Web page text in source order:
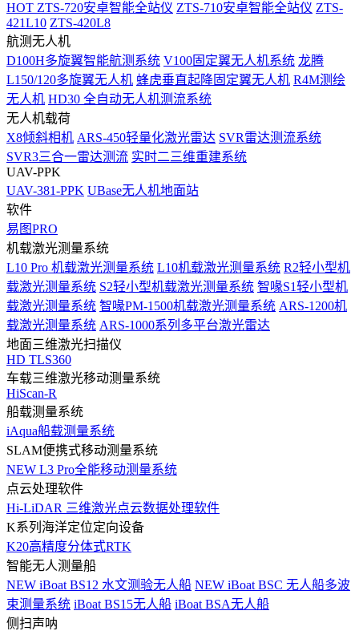
HOT ZTS-720安卓智能全站仪 ZTS-710安卓智能全站仪 ZTS-
421L10 ZTS-420L8
航测无人机
D100H多旋翼智能航测系统 V100固定翼无人机系统 龙腾
L150/120多旋翼无人机 蜂虎垂直起降固定翼无人机 R4M测绘
无人机 HD30 全自动无人机测流系统
无人机载荷
X8倾斜相机 ARS-450轻量化激光雷达 SVR雷达测流系统
SVR3三合一雷达测流 实时二三维重建系统
UAV-PPK
UAV-381-PPK UBase无人机地面站
软件
易图PRO
机载激光测量系统
L10 Pro 机载激光测量系统 L10机载激光测量系统 R2轻小型机
载激光测量系统 S2轻小型机载激光测量系统 智喙S1轻小型机
载激光测量系统 智喙PM-1500机载激光测量系统 ARS-1200机
载激光测量系统 ARS-1000系列多平台激光雷达
地面三维激光扫描仪
HD TLS360
车载三维激光移动测量系统
HiScan-R
船载测量系统
iAqua船载测量系统
SLAM便携式移动测量系统
NEW L3 Pro全能移动测量系统
点云处理软件
Hi-LiDAR 三维激光点云数据处理软件
K系列海洋定位定向设备
K20高精度分体式RTK
智能无人测量船
NEW iBoat BS12 水文测验无人船 NEW iBoat BSC 无人船多波
束测量系统 iBoat BS15无人船 iBoat BSA无人船
侧扫声呐